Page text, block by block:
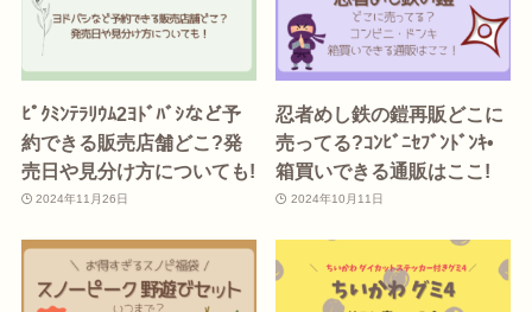
ﾋﾟｸﾐﾝﾃﾗﾘｳﾑ2ﾖﾄﾞﾊﾞｼなど予
約できる販売店舗どこ?発
売日や見分け方についても!
2024年11月26日
忍者めし鉄の鎧再販どこに
売ってる?ｺﾝﾋﾞﾆｾﾌﾞﾝﾄﾞﾝｷ•
箱買いできる通販はここ!
2024年10月11日